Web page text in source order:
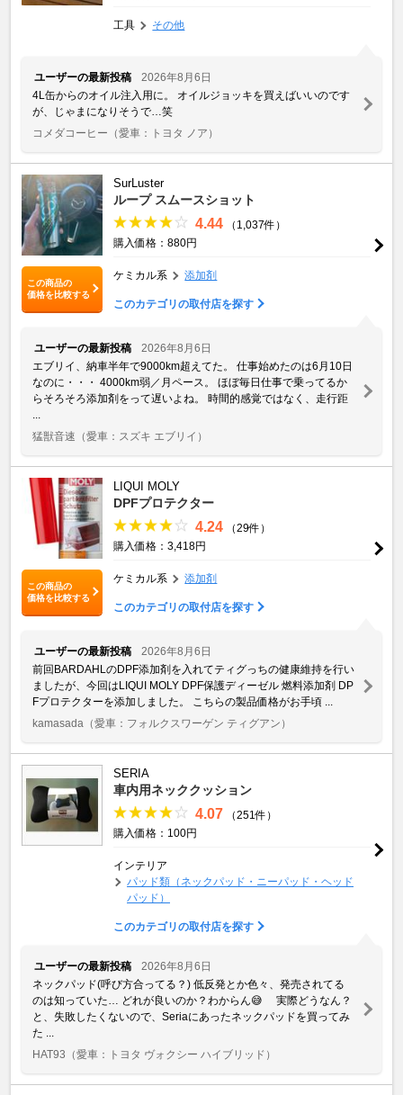
工具 その他
ユーザーの最新投稿
2026年8月6日
4L缶からのオイル注入用に。 オイルジョッキを買えばいいのです
が、じゃまになりそうで…笑
コメダコーヒー （愛車：トヨタ ノア）
この商品の
価格を比較する
SurLuster
ループ スムースショット
4.44
（1,037件）
購入価格：880円
ケミカル系 添加剤
このカテゴリの取付店を探す
ユーザーの最新投稿
2026年8月6日
エブリイ、納車半年で9000km超えてた。 仕事始めたのは6月10日
なのに・・・ 4000km弱／月ペース。 ほぼ毎日仕事で乗ってるか
らそろそろ添加剤をって遅いよね。 時間的感覚ではなく、走行距
猛獣音速 （愛車：スズキ エブリイ）
この商品の
価格を比較する
LIQUI MOLY
DPFプロテクター
4.24
（29件）
購入価格：3,418円
ケミカル系 添加剤
このカテゴリの取付店を探す
ユーザーの最新投稿
2026年8月6日
前回BARDAHLのDPF添加剤を入れてティグっちの健康維持を行い
ましたが、今回はLIQUI MOLY DPF保護ディーゼル 燃料添加剤 DP
Fプロテクターを添加しました。 こちらの製品価格がお手頃 ...
kamasada （愛車：フォルクスワーゲン ティグアン）
SERIA
車内用ネッククッション
4.07
（251件）
購入価格：100円
インテリア
パッド類（ネックパッド・ニーパッド・ヘッド
パッド）
このカテゴリの取付店を探す
ユーザーの最新投稿
2026年8月6日
ネックパッド(呼び方合ってる？) 低反発とか色々、発売されてる
のは知っていた… どれが良いのか？わからん😅 実際どうなん？
と、失敗したくないので、Seriaにあったネックパッドを買ってみ
た ...
HAT93 （愛車：トヨタ ヴォクシー ハイブリッド）